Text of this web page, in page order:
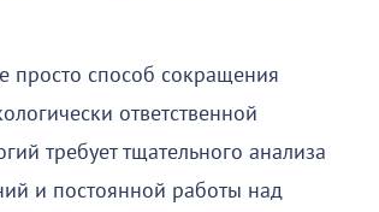
способ сокращения
ответственной
требует тщательного анализа
и постоянной работы над